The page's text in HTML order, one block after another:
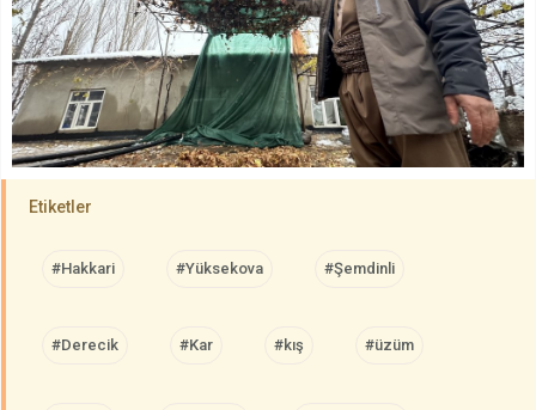
Etiketler
#Hakkari #Yüksekova #Şemdinli
#Derecik #Kar #kış #üzüm